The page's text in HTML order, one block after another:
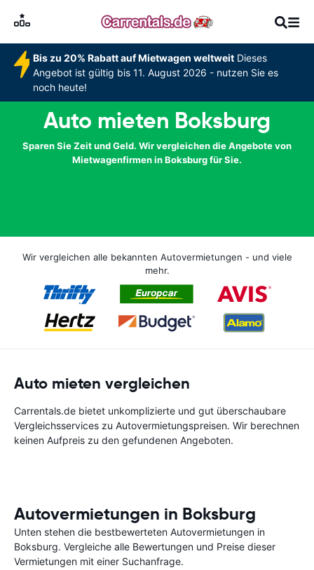
Bis zu 20% Rabatt auf Mietwagen weltweitDieses
Angebot ist gültig bis 11. August 2026 - nutzen Sie es
noch heute!
Auto mieten Boksburg
Sparen Sie Zeit und Geld. Wir vergleichen die Angebote von
Mietwagenfirmen in Boksburg für Sie.
Wir vergleichen alle bekannten Autovermietungen - und viele
mehr.
Auto mieten vergleichen
Carrentals.de bietet unkomplizierte und gut überschaubare
Vergleichsservices zu Autovermietungspreisen. Wir berechnen
keinen Aufpreis zu den gefundenen Angeboten.
Autovermietungen in Boksburg
Unten stehen die bestbewerteten Autovermietungen in
Boksburg. Vergleiche alle Bewertungen und Preise dieser
Vermietungen mit einer Suchanfrage.